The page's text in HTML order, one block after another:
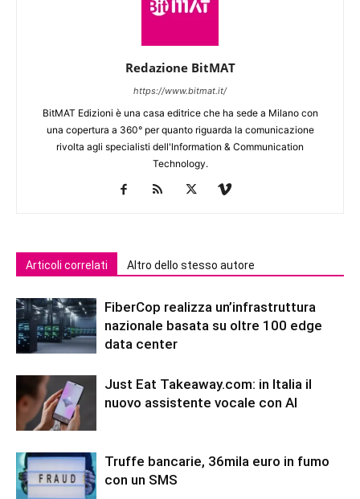
Redazione BitMAT
https://www.bitmat.it/
BitMAT Edizioni è una casa editrice che ha sede a Milano con
una copertura a 360° per quanto riguarda la comunicazione
rivolta agli specialisti dell'lnformation & Communication
Technology.
Articoli correlati Altro dello stesso autore
FiberCop realizza un’infrastruttura
nazionale basata su oltre 100 edge
data center
Just Eat Takeaway.com: in Italia il
nuovo assistente vocale con AI
Truffe bancarie, 36mila euro in fumo
con un SMS